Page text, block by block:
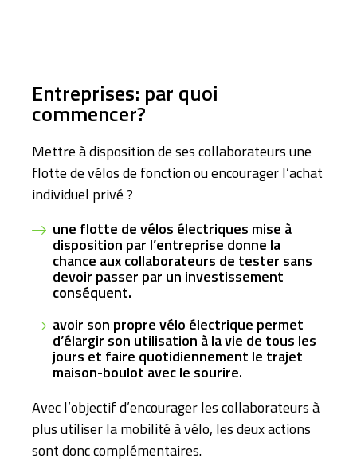
Entreprises: par quoi
commencer?
Mettre à disposition de ses collaborateurs une
flotte de vélos de fonction ou encourager l’achat
individuel privé ?
une flotte de vélos électriques mise à
disposition par l’entreprise donne la
chance aux collaborateurs de tester sans
devoir passer par un investissement
conséquent.
avoir son propre vélo électrique permet
d’élargir son utilisation à la vie de tous les
jours et faire quotidiennement le trajet
maison-boulot avec le sourire.
Avec l’objectif d’encourager les collaborateurs à
plus utiliser la mobilité à vélo, les deux actions
sont donc complémentaires.